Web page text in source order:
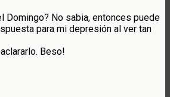
Domingo? No sabia, entonces puede
para mi depresión al ver tan
Beso!